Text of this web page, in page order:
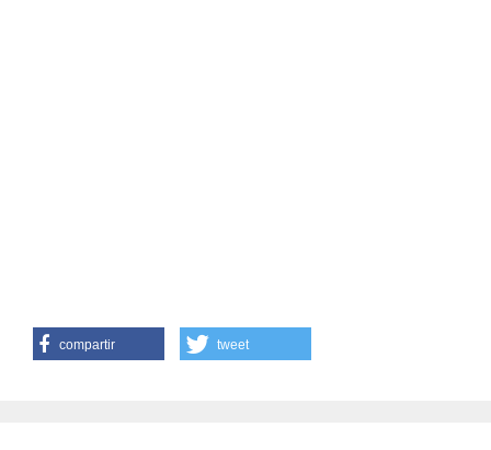
compartir tweet